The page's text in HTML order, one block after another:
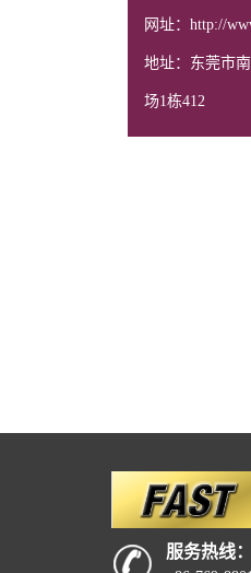
网址：http://
地址：东莞市
场1栋412
服务热线：